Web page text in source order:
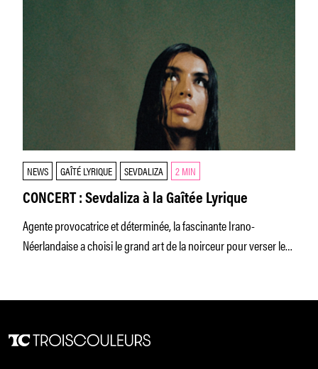
NEWS GAÎTÉ LYRIQUE SEVDALIZA 2 MIN
CONCERT : Sevdaliza à la Gaîtée Lyrique
Agente provocatrice et déterminée, la fascinante Irano-
Néerlandaise a choisi le grand art de la noirceur pour verser les